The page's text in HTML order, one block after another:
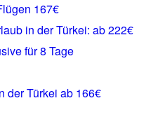
167€
in der Türkei: ab 222€
für 8 Tage
der Türkei ab 166€